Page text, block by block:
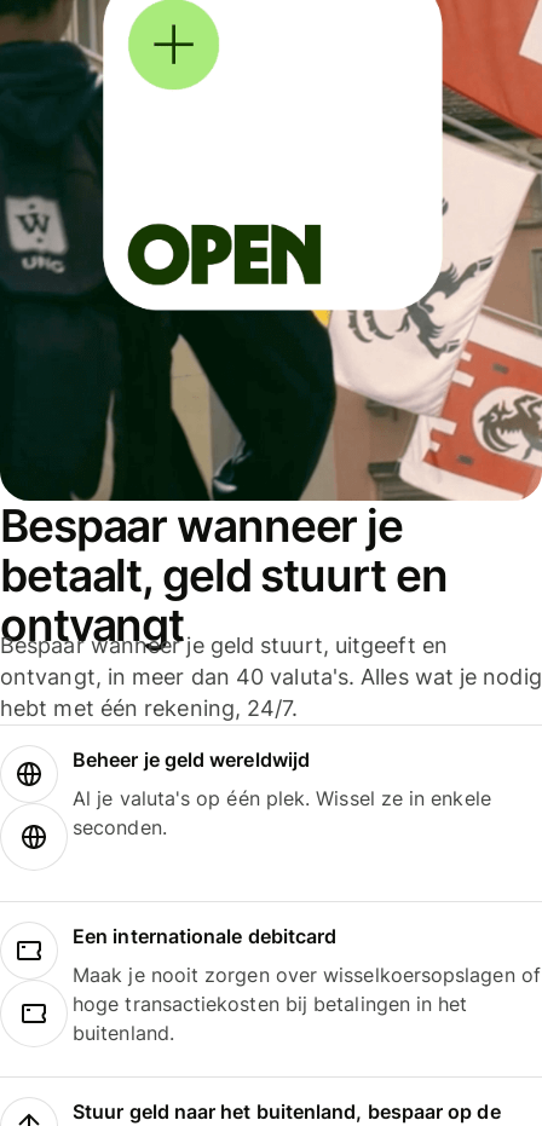
Bespaar wanneer je
betaalt, geld stuurt en
ontvangt
Bespaar wanneer je geld stuurt, uitgeeft en
ontvangt, in meer dan 40 valuta's. Alles wat je nodig
hebt met één rekening, 24/7.
Beheer je geld wereldwijd
Al je valuta's op één plek. Wissel ze in enkele
seconden.
Een internationale debitcard
Maak je nooit zorgen over wisselkoersopslagen of
hoge transactiekosten bij betalingen in het
buitenland.
Stuur geld naar het buitenland, bespaar op de